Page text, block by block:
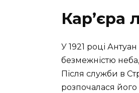
Кар’єра
У 1921 році
безмежністю
Після служби в
розпочалася